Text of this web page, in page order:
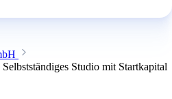
Studio mit Startkapital